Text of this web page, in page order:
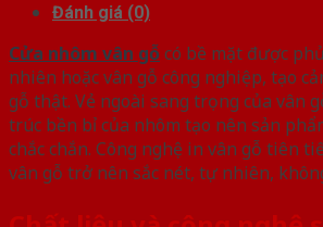
Đánh giá (0)
Cửa nhôm vân gỗcó bề mặt được
nhiên hoặc vân gỗ công nghiệp, tạo
gỗ thật. Vẻ ngoài sang trọng của vân
trúc bền bỉ của nhôm tạo nên sản
chắc chắn. Công nghệ in vân gỗ tiên
vân gỗ trở nên sắc nét, tự nhiên,